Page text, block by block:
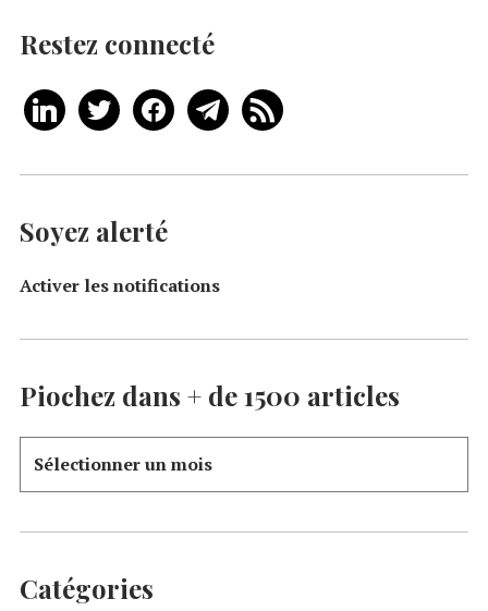
Restez connecté
Soyez alerté
Activer les notifications
Piochez dans + de 1500 articles
Catégories